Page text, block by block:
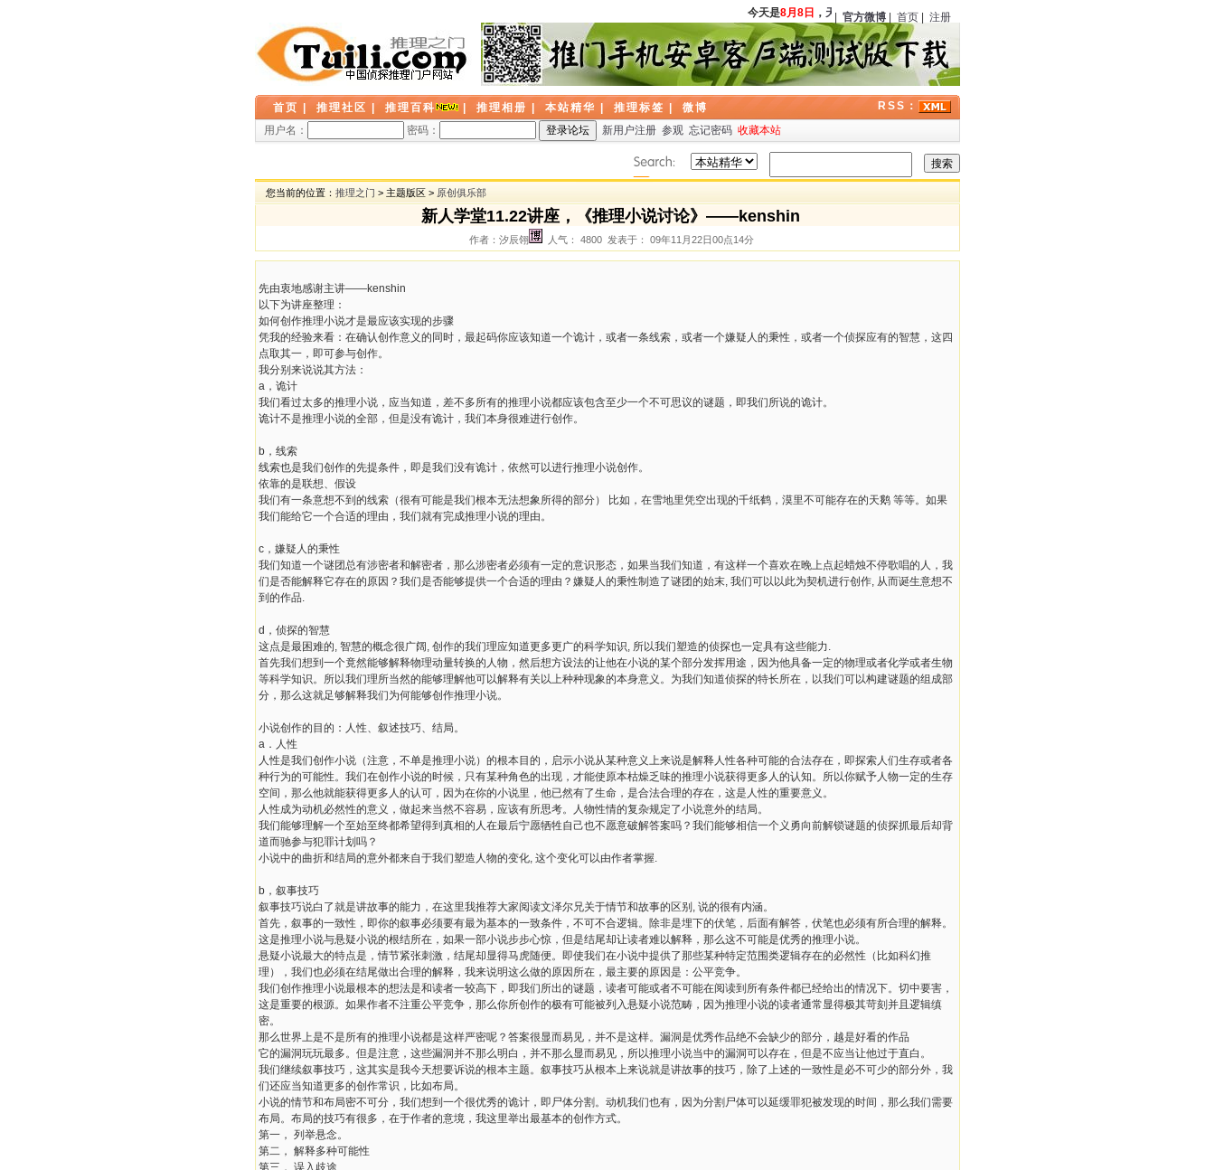
今天是8月8日，天藤真（日本）诞辰111周年；
官方微博 首页 注册
首页 推理社区 推理百科 推理相册 本站精华 推理标签 微博
RSS：
用户名：
密码： 新用户注册 参观 忘记密码 收藏本站
您当前的位置： 推理之门 > 主题版区 > 原创俱乐部
新人学堂11.22讲座，《推理小说讨论》——kenshin
作者：汐辰翎 人气： 4800 发表于： 09年11月22日00点14分
先由衷地感谢主讲——kenshin
以下为讲座整理：
如何创作推理小说才是最应该实现的步骤
凭我的经验来看：在确认创作意义的同时，最起码你应该知道一个诡计，或者一条线索，或者一个嫌疑人的秉性，或者一个侦探应有的智慧，这四
点取其一，即可参与创作。
我分别来说说其方法：
a，诡计
我们看过太多的推理小说，应当知道，差不多所有的推理小说都应该包含至少一个不可思议的谜题，即我们所说的诡计。
诡计不是推理小说的全部，但是没有诡计，我们本身很难进行创作。
b，线索
线索也是我们创作的先提条件，即是我们没有诡计，依然可以进行推理小说创作。
依靠的是联想、假设
我们有一条意想不到的线索（很有可能是我们根本无法想象所得的部分） 比如，在雪地里凭空出现的千纸鹤，漠里不可能存在的天鹅 等等。如果
我们能给它一个合适的理由，我们就有完成推理小说的理由。
c，嫌疑人的秉性
我们知道一个谜团总有涉密者和解密者，那么涉密者必须有一定的意识形态，如果当我们知道，有这样一个喜欢在晚上点起蜡烛不停歌唱的人，我
们是否能解释它存在的原因？我们是否能够提供一个合适的理由？嫌疑人的秉性制造了谜团的始末, 我们可以以此为契机进行创作, 从而诞生意想不
到的作品.
d，侦探的智慧
这点是最困难的, 智慧的概念很广阔, 创作的我们理应知道更多更广的科学知识, 所以我们塑造的侦探也一定具有这些能力.
首先我们想到一个竟然能够解释物理动量转换的人物，然后想方设法的让他在小说的某个部分发挥用途，因为他具备一定的物理或者化学或者生物
等科学知识。所以我们理所当然的能够理解他可以解释有关以上种种现象的本身意义。为我们知道侦探的特长所在，以我们可以构建谜题的组成部
分，那么这就足够解释我们为何能够创作推理小说。
小说创作的目的：人性、叙述技巧、结局。
a．人性
人性是我们创作小说（注意，不单是推理小说）的根本目的，启示小说从某种意义上来说是解释人性各种可能的合法存在，即探索人们生存或者各
种行为的可能性。我们在创作小说的时候，只有某种角色的出现，才能使原本枯燥乏味的推理小说获得更多人的认知。所以你赋予人物一定的生存
空间，那么他就能获得更多人的认可，因为在你的小说里，他已然有了生命，是合法合理的存在，这是人性的重要意义。
人性成为动机必然性的意义，做起来当然不容易，应该有所思考。人物性情的复杂规定了小说意外的结局。
我们能够理解一个至始至终都希望得到真相的人在最后宁愿牺牲自己也不愿意破解答案吗？我们能够相信一个义勇向前解锁谜题的侦探抓最后却背
道而驰参与犯罪计划吗？
小说中的曲折和结局的意外都来自于我们塑造人物的变化, 这个变化可以由作者掌握.
b，叙事技巧
叙事技巧说白了就是讲故事的能力，在这里我推荐大家阅读文泽尔兄关于情节和故事的区别, 说的很有内涵。
首先，叙事的一致性，即你的叙事必须要有最为基本的一致条件，不可不合逻辑。除非是埋下的伏笔，后面有解答，伏笔也必须有所合理的解释。
这是推理小说与悬疑小说的根结所在，如果一部小说步步心惊，但是结尾却让读者难以解释，那么这不可能是优秀的推理小说。
悬疑小说最大的特点是，情节紧张刺激，结尾却显得马虎随便。即使我们在小说中提供了那些某种特定范围类逻辑存在的必然性（比如科幻推
理），我们也必须在结尾做出合理的解释，我来说明这么做的原因所在，最主要的原因是：公平竞争。
我们创作推理小说最根本的想法是和读者一较高下，即我们所出的谜题，读者可能或者不可能在阅读到所有条件都已经给出的情况下。切中要害，
这是重要的根源。如果作者不注重公平竞争，那么你所创作的极有可能被列入悬疑小说范畴，因为推理小说的读者通常显得极其苛刻并且逻辑缜
密。
那么世界上是不是所有的推理小说都是这样严密呢？答案很显而易见，并不是这样。漏洞是优秀作品绝不会缺少的部分，越是好看的作品
它的漏洞玩玩最多。但是注意，这些漏洞并不那么明白，并不那么显而易见，所以推理小说当中的漏洞可以存在，但是不应当让他过于直白。
我们继续叙事技巧，这其实是我今天想要诉说的根本主题。叙事技巧从根本上来说就是讲故事的技巧，除了上述的一致性是必不可少的部分外，我
们还应当知道更多的创作常识，比如布局。
小说的情节和布局密不可分，我们想到一个很优秀的诡计，即尸体分割。动机我们也有，因为分割尸体可以延缓罪犯被发现的时间，那么我们需要
布局。布局的技巧有很多，在于作者的意境，我这里举出最基本的创作方式。
第一， 列举悬念。
第二， 解释多种可能性
第三， 误入歧途